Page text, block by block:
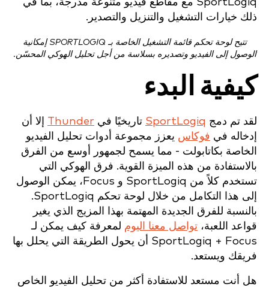
تتيح لوحة تحكم قائمة التشغيل الخاصة بـ SPORTLOGIQ إمكانية
الوصول إلى الفيديو وتصديره بسلاسة من أجل تحليل الهوكي المحسّن.
كيفية البدء
لقد تم دمج SportLogiq تاريخيًا في Thunder إلا أن
إدخاله في فوكاس يعزز مجموعة أدوات تحليل الفيديو
الخاصة بكاتابولت - مما يسمح لجمهور أوسع من الفرق
بالاستفادة من هذه الميزة القوية. فرق الهوكي التي
تستخدم كلاً من SportLogiq و Focus، يمكن الوصول
إلى هذا التكامل من خلال لوحة تحكم SportLogiq.
بالنسبة للفرق الجديدة المهتمة بهذا المزيج الذي يغير
قواعد اللعبة، تواصل معنا اليوم لمعرفة كيف يمكن لـ
SportLogiq + Focus أن يحول الطريقة التي يحلل بها
فريقك ويستعد.
هل أنت مستعد للاستفادة أكثر من تحليل الفيديو الخاص